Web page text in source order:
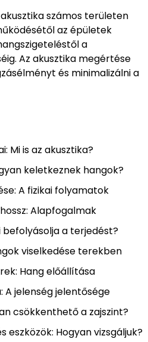
számos területen
az épületek
a
Az akusztika megértése
és minimalizálni a
Mi is az akusztika?
keletkeznek hangok?
A fizikai folyamatok
Alapfogalmak
befolyásolja a terjedést?
viselkedése terekben
Hang előállítása
A jelenség jelentősége
csökkenthető a zajszint?
eszközök: Hogyan vizsgáljuk?